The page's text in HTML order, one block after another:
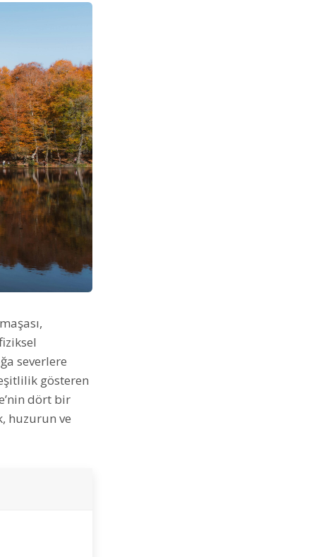
severlere
gösteren
dört bir
huzurun ve